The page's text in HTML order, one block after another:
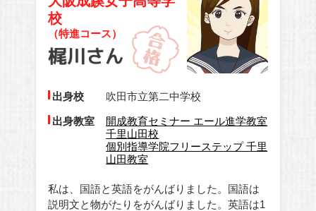
校
（特進コース）
出身校 吹田市立第二中学校
出身教室
開成教育セミナー エール進学教室
千里山田校
個別指導学院フリーステップ 千里
山田教室
私は、国語と英語をがんばりました。国語は
説明文と物がたりをがんばりました。英語は1